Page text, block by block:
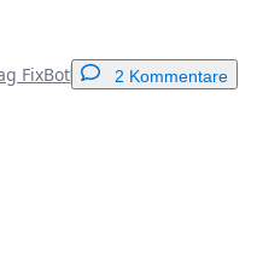
FixBot 2 Kommentare